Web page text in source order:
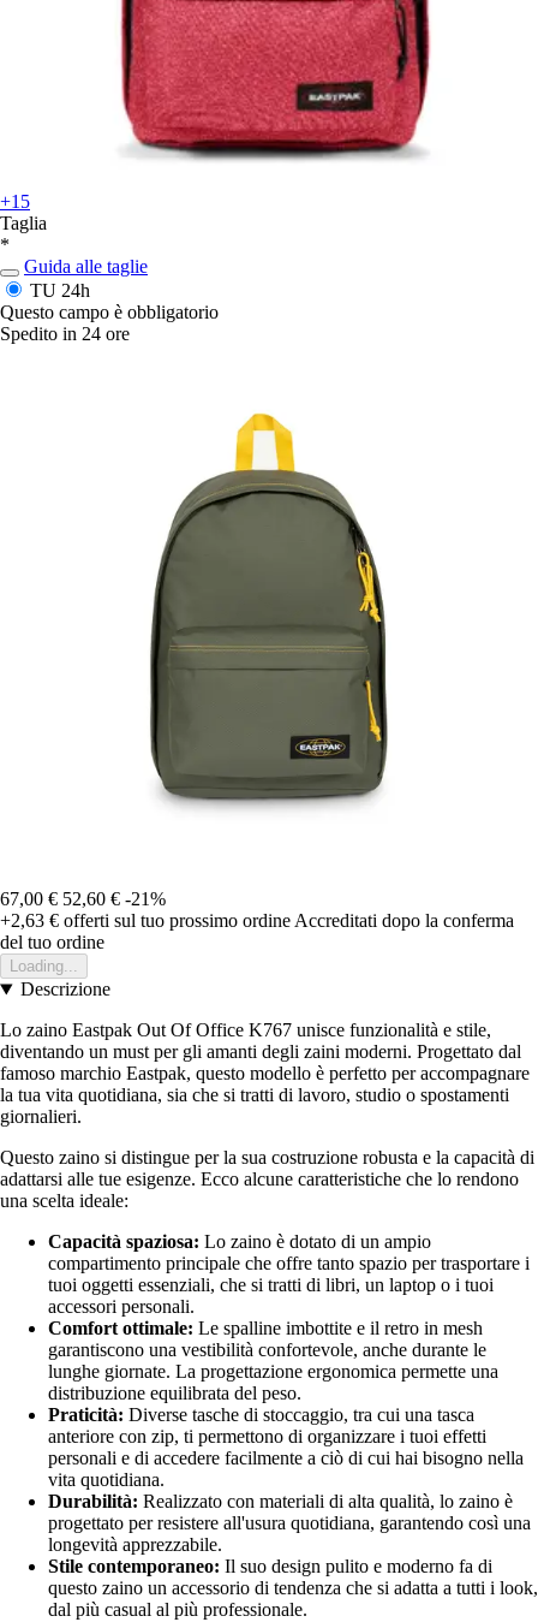
+15
Taglia
*
Guida alle taglie
TU 24h
Questo campo è obbligatorio
Spedito in 24 ore
67,00 € 52,60 € -21%
+2,63 € offerti sul tuo prossimo ordine Accreditati dopo la conferma
del tuo ordine
Loading...
Descrizione
Lo zaino Eastpak Out Of Office K767 unisce funzionalità e stile,
diventando un must per gli amanti degli zaini moderni. Progettato dal
famoso marchio Eastpak, questo modello è perfetto per accompagnare
la tua vita quotidiana, sia che si tratti di lavoro, studio o spostamenti
giornalieri.
Questo zaino si distingue per la sua costruzione robusta e la capacità di
adattarsi alle tue esigenze. Ecco alcune caratteristiche che lo rendono
una scelta ideale:
Capacità spaziosa: Lo zaino è dotato di un ampio
compartimento principale che offre tanto spazio per trasportare i
tuoi oggetti essenziali, che si tratti di libri, un laptop o i tuoi
accessori personali.
Comfort ottimale: Le spalline imbottite e il retro in mesh
garantiscono una vestibilità confortevole, anche durante le
lunghe giornate. La progettazione ergonomica permette una
distribuzione equilibrata del peso.
Praticità: Diverse tasche di stoccaggio, tra cui una tasca
anteriore con zip, ti permettono di organizzare i tuoi effetti
personali e di accedere facilmente a ciò di cui hai bisogno nella
vita quotidiana.
Durabilità: Realizzato con materiali di alta qualità, lo zaino è
progettato per resistere all'usura quotidiana, garantendo così una
longevità apprezzabile.
Stile contemporaneo: Il suo design pulito e moderno fa di
questo zaino un accessorio di tendenza che si adatta a tutti i look,
dal più casual al più professionale.